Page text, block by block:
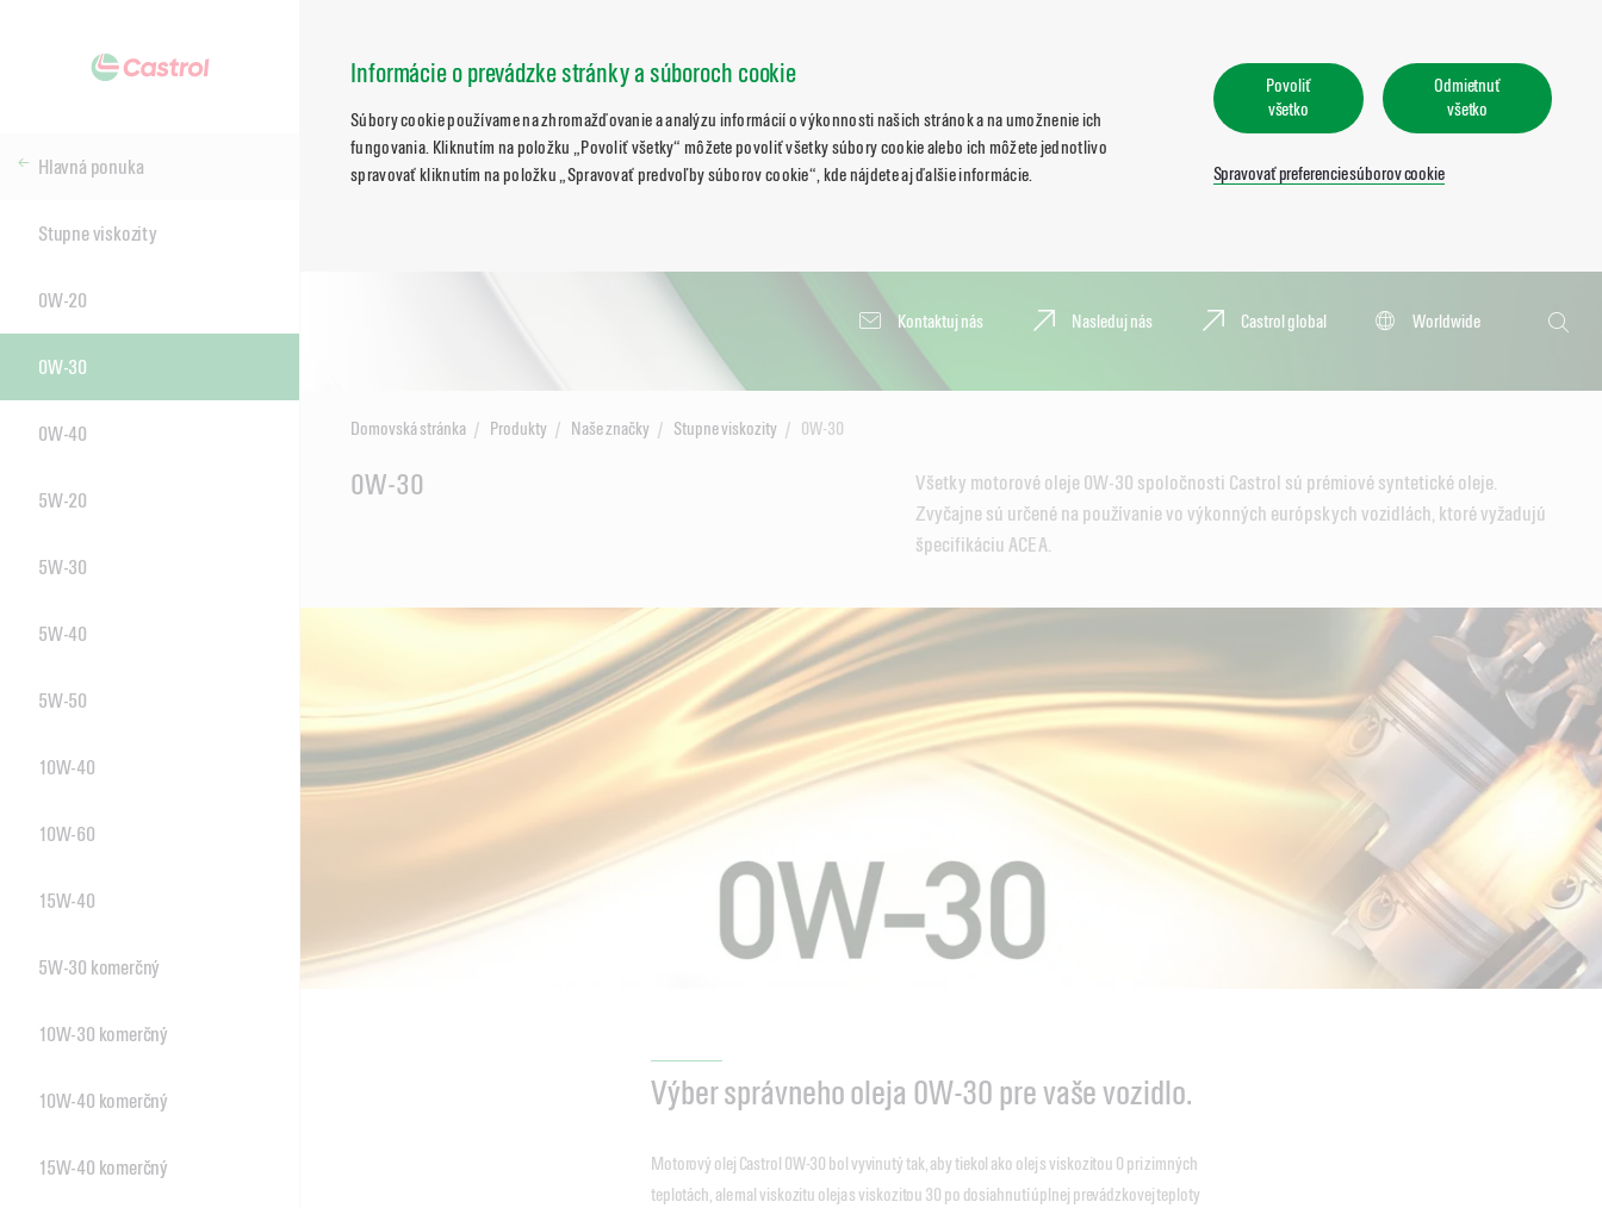
Informácie o prevádzke stránky a súboroch cookie
Súbory cookie používame na zhromažďovanie a analýzu informácií o výkonnosti našich stránok a na umožnenie ich
fungovania. Kliknutím na položku „Povoliť všetky“ môžete povoliť všetky súbory cookie alebo ich môžete jednotlivo
spravovať kliknutím na položku „Spravovať predvoľby súborov cookie“, kde nájdete aj ďalšie informácie.
Povoliť
všetko
Odmietnuť
všetko
Spravovať preferencie súborov cookie
Kontaktuj nás Nasleduj nás Castrol global
Worldwide
Vyhľadať
Hlavná ponuka
Stupne viskozity
0W-20
0W-30
0W-40
5W-20
5W-30
5W-40
5W-50
10W-40
10W-60
15W-40
5W-30 komerčný
10W-30 komerčný
10W-40 komerčný
15W-40 komerčný
Domovská stránka Produkty Naše značky Stupne viskozity 0W-30
0W-30
Všetky motorové oleje 0W-30 spoločnosti Castrol sú prémiové syntetické oleje.
Zvyčajne sú určené na používanie vo výkonných európskych vozidlách, ktoré vyžadujú
špecifikáciu ACEA.
Výber správneho oleja 0W-30 pre vaše vozidlo.
Motorový olej Castrol 0W-30 bol vyvinutý tak, aby tiekol ako olej s viskozitou 0 pri zimných
teplotách, ale mal viskozitu oleja s viskozitou 30 po dosiahnutí úplnej prevádzkovej teploty